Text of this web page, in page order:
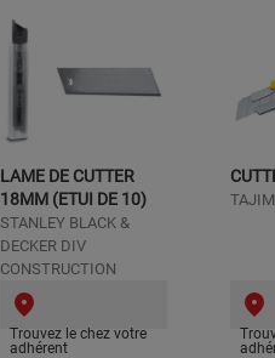
LAME DE CUTTER
18MM (ETUI DE 10)
STANLEY BLACK &
DECKER DIV
CONSTRUCTION
Trouvez le chez votre
adhérent